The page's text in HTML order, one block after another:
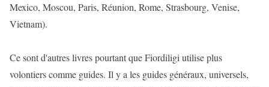
Mexico, Moscou, Paris, Réunion, Rome, Strasbourg, Venise,
Vietnam).
Ce sont d'autres livres pourtant que Fiordiligi utilise plus
volontiers comme guides. Il y a les guides généraux, universels,